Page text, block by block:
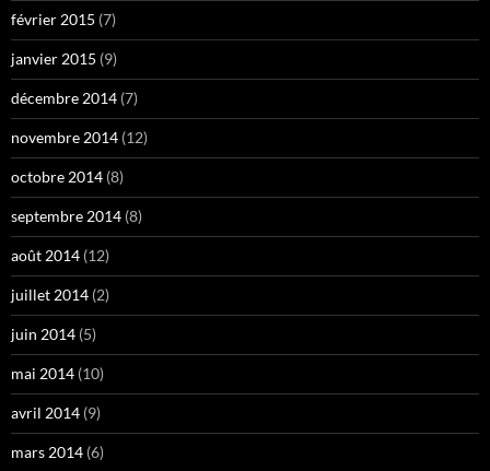
février 2015 (7)
janvier 2015 (9)
décembre 2014 (7)
novembre 2014 (12)
octobre 2014 (8)
septembre 2014 (8)
août 2014 (12)
juillet 2014 (2)
juin 2014 (5)
mai 2014 (10)
avril 2014 (9)
mars 2014 (6)